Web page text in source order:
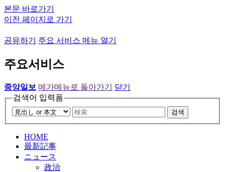
본문 바로가기
이전 페이지로 가기
공유하기 주요 서비스 메뉴 열기
주요서비스
중앙일보 메가메뉴로 돌아가기
닫기
검색어 입력폼
검색
HOME
最新記事
ニュース
政治